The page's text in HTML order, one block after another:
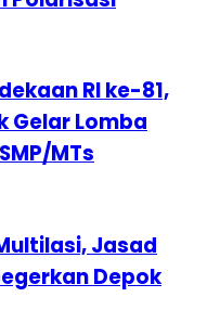
RI ke-81,
Gelar Lomba
MTs
Jasad
Depok